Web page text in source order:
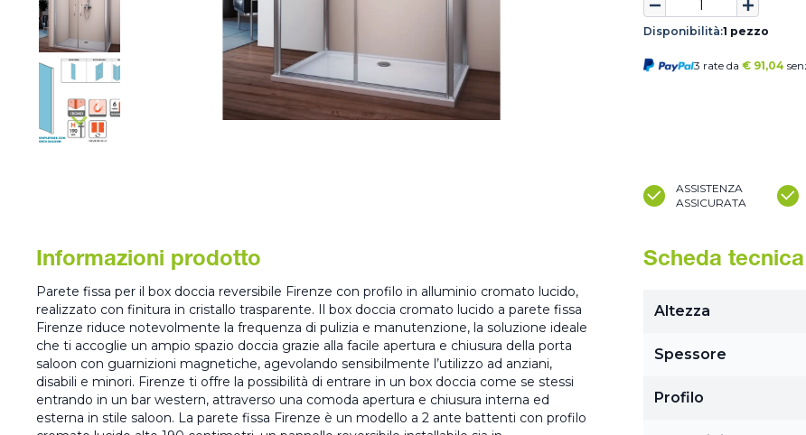
Disponibilità:1 pezzo
3 rate da € 91,04
ASSISTENZA
ASSICURATA
Informazioni prodotto
Parete fissa per il box doccia reversibile Firenze con profilo in alluminio cromato lucido,
realizzato con finitura in cristallo trasparente. Il box doccia cromato lucido a parete fissa
Firenze riduce notevolmente la frequenza di pulizia e manutenzione, la soluzione ideale
che ti accoglie un ampio spazio doccia grazie alla facile apertura e chiusura della porta
saloon con guarnizioni magnetiche, agevolando sensibilmente l’utilizzo ad anziani,
disabili e minori. Firenze ti offre la possibilità di entrare in un box doccia come se stessi
entrando in un bar western, attraverso una comoda apertura e chiusura interna ed
esterna in stile saloon. La parete fissa Firenze è un modello a 2 ante battenti con profilo
Scheda tecnica
Altezza
Spessore
Profilo